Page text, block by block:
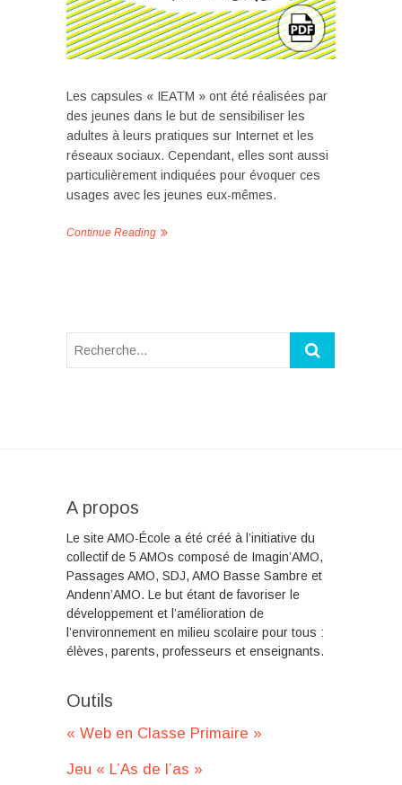
Les capsules « IEATM » ont été réalisées par
des jeunes dans le but de sensibiliser les
adultes à leurs pratiques sur Internet et les
réseaux sociaux. Cependant, elles sont aussi
particulièrement indiquées pour évoquer ces
usages avec les jeunes eux-mêmes.
Continue Reading
A propos
Le site AMO-École a été créé à l’initiative du
collectif de 5 AMOs composé de Imagin’AMO,
Passages AMO, SDJ, AMO Basse Sambre et
Andenn’AMO. Le but étant de favoriser le
développement et l’amélioration de
l’environnement en milieu scolaire pour tous :
élèves, parents, professeurs et enseignants.
Outils
« Web en Classe Primaire »
Jeu « L’As de l’as »